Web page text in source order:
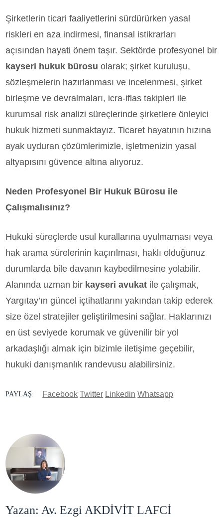
Şirketlerin ticari faaliyetlerini sürdürürken yasal
riskleri en aza indirmesi, finansal istikrarları
açısından hayati önem taşır. Sektörde profesyonel bir
kayseri hukuk bürosu olarak; şirket kuruluşu,
sözleşmelerin hazırlanması ve incelenmesi, şirket
birleşme ve devralmaları, icra-iflas takipleri ile
kurumsal risk analizi süreçlerinde şirketlere önleyici
hukuk hizmeti sunmaktayız. Ticaret hayatının hızına
ayak uyduran çözümlerimizle, işletmenizin yasal
altyapısını güvence altına alıyoruz.
Neden Profesyonel Bir Hukuk Bürosu ile
Çalışmalısınız?
Hukuki süreçlerde usul kurallarına uyulmaması veya
hak arama sürelerinin kaçırılması, haklı olduğunuz
durumlarda bile davanın kaybedilmesine yolabilir.
Alanında uzman bir kayseri avukat ile çalışmak,
Yargıtay’ın güncel içtihatlarını yakından takip ederek
size özel stratejiler geliştirilmesini sağlar. Haklarınızı
en üst seviyede korumak ve güvenilir bir yol
arkadaşlığı almak için bizimle iletişime geçebilir,
hukuki danışmanlık randevusu alabilirsiniz.
PAYLAŞ: Facebook Twitter Linkedin Whatsapp
Yazan: Av. Ezgi AKDİVİT LAFCİ